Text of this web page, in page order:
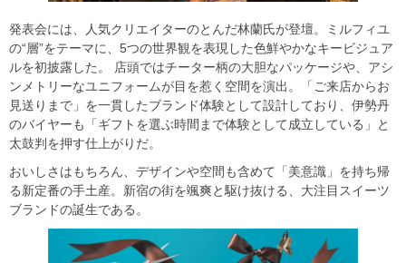
発表会には、人気クリエイターのとんだ林蘭氏が登壇。ミルフィユ
の“層”をテーマに、5つの世界観を表現した色鮮やかなキービジュア
ルを初披露した。 店頭ではチーター柄の大胆なパッケージや、アシ
ンメトリーなユニフォームが目を惹く空間を演出。「ご来店からお
見送りまで」を一貫したブランド体験として設計しており、伊勢丹
のバイヤーも「ギフトを選ぶ時間まで体験として成立している」と
太鼓判を押す仕上がりだ。
おいしさはもちろん、デザインや空間も含めて「美意識」を持ち帰
る新定番の手土産。新宿の街を颯爽と駆け抜ける、大注目スイーツ
ブランドの誕生である。